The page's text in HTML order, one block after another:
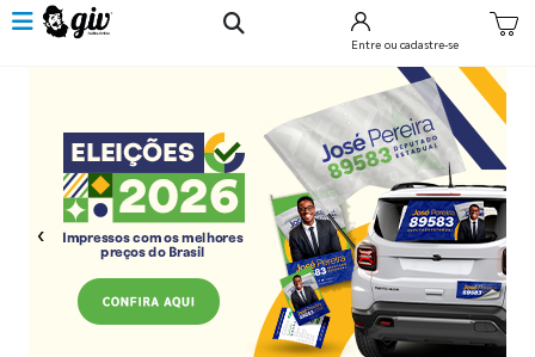
Entre ou cadastre-se
Previous Next